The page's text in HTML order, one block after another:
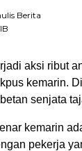
Berita
aksi ribut
kemarin.
senjata
kemarin
pekerja